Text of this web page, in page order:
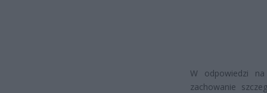
W odpowiedzi
zachowanie